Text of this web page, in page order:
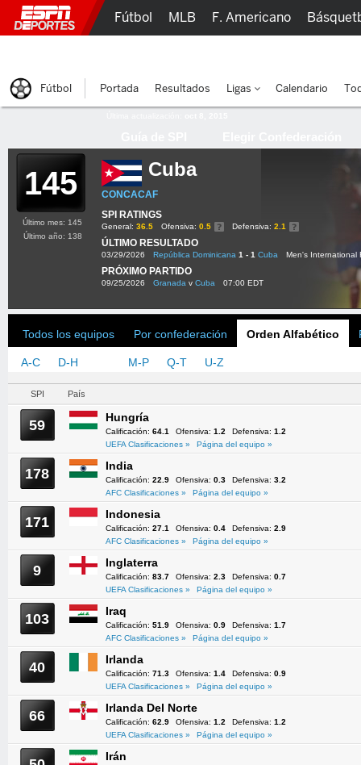
145 Cuba
CONCACAF
SPI RATINGS
General: 36.5 Ofensiva: 0.5 Defensiva: 2.1
ÚLTIMO RESULTADO
03/29/2026 República Dominicana 1 - 1 Cuba Men's International
PRÓXIMO PARTIDO
09/25/2026 Granada v Cuba 07:00 EDT
Último mes: 145
Último año: 138
Todos los equipos Por confederación Orden Alfabético
A-C D-H M-P Q-T U-Z
SPI País
59 Hungría
Calificación: 64.1 Ofensiva: 1.2 Defensiva: 1.2
UEFA Clasificaciones »
Página del equipo »
178 India
Calificación: 22.9 Ofensiva: 0.3 Defensiva: 3.2
AFC Clasificaciones »
Página del equipo »
171 Indonesia
Calificación: 27.1 Ofensiva: 0.4 Defensiva: 2.9
AFC Clasificaciones »
Página del equipo »
9 Inglaterra
Calificación: 83.7 Ofensiva: 2.3 Defensiva: 0.7
UEFA Clasificaciones »
Página del equipo »
103 Iraq
Calificación: 51.9 Ofensiva: 0.9 Defensiva: 1.7
AFC Clasificaciones »
Página del equipo »
40 Irlanda
Calificación: 71.3 Ofensiva: 1.4 Defensiva: 0.9
UEFA Clasificaciones »
Página del equipo »
66 Irlanda Del Norte
Calificación: 62.9 Ofensiva: 1.2 Defensiva: 1.2
UEFA Clasificaciones »
Página del equipo »
Irán
Fútbol MLB F. Americano
Fútbol Portada Resultados Ligas Calendario